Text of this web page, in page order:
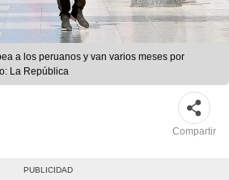
a los peruanos y van varios meses por
La República
Compartir